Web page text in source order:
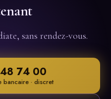
sans rendez-vous.
74 00
bancaire · discret